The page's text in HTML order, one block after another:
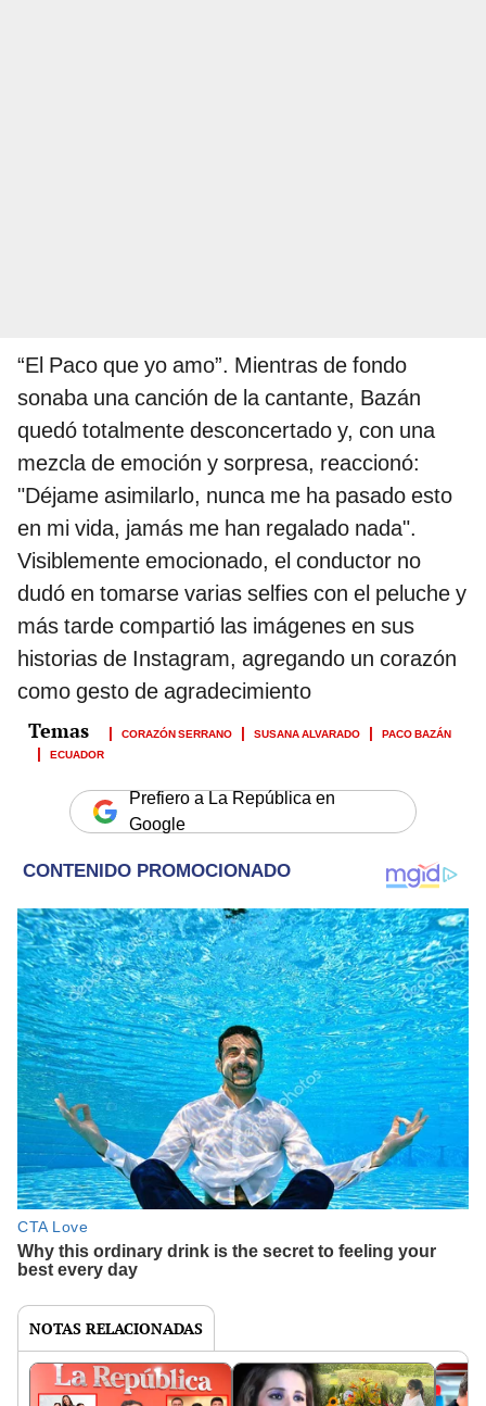
“El Paco que yo amo”. Mientras de fondo
sonaba una canción de la cantante, Bazán
quedó totalmente desconcertado y, con una
mezcla de emoción y sorpresa, reaccionó:
"Déjame asimilarlo, nunca me ha pasado esto
en mi vida, jamás me han regalado nada".
Visiblemente emocionado, el conductor no
dudó en tomarse varias selfies con el peluche y
más tarde compartió las imágenes en sus
historias de Instagram, agregando un corazón
como gesto de agradecimiento
CORAZÓN SERRANO SUSANA ALVARADO
PACO BAZÁN
ECUADOR
Prefiero a La República en
Google
NOTAS RELACIONADAS